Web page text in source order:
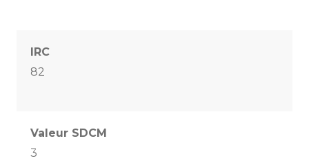
IRC
82
Valeur SDCM
3